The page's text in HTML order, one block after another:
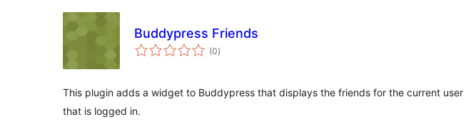
Buddypress Friends
(0загальний
рейтинг
)
This plugin adds a widget to Buddypress that displays the friends for the current user
that is logged in.